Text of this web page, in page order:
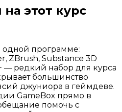
этот курс
одной программе:
ZBrush, Substance 3D
— редкий набор для курса
большинство
джуниора в геймдеве.
GameBox прямо в
помочь с